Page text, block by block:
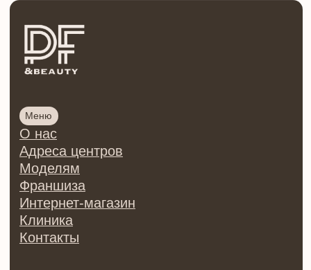
Центр обучения косметологии PF&beauty
ИП Осипова Ирина Сергеевна
ИНН 780426125016
ОГРНИП 321784700013511
Регистрационный номер лицензии:
Программы
Врач-косметолог
Инъекционная косметология
Онлайн курсы
Тренер по косметологии